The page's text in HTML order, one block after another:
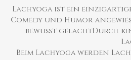
Lachyoga ist ein
Comedy und Humor
bewusst gelachtDurch
Beim Lachyoga werden